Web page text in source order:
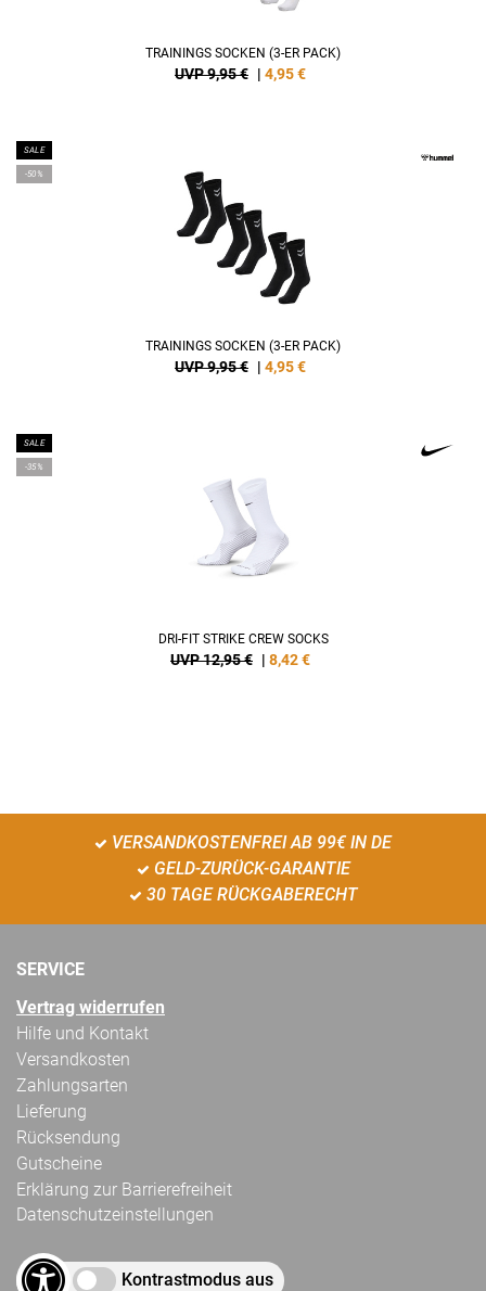
TRAININGS SOCKEN (3-ER PACK)
UVP 9,95 € | 4,95€
SALE
-50%
TRAININGS SOCKEN (3-ER PACK)
UVP 9,95 € | 4,95€
SALE
-35%
DRI-FIT STRIKE CREW SOCKS
UVP 12,95 € | 8,42€
VERSANDKOSTENFREI AB 99€ IN DE
GELD-ZURÜCK-GARANTIE
30 TAGE RÜCKGABERECHT
SERVICE
Vertrag widerrufen
Hilfe und Kontakt
Versandkosten
Zahlungsarten
Lieferung
Rücksendung
Gutscheine
Erklärung zur Barrierefreiheit
Datenschutzeinstellungen
Kontrastmodus aus